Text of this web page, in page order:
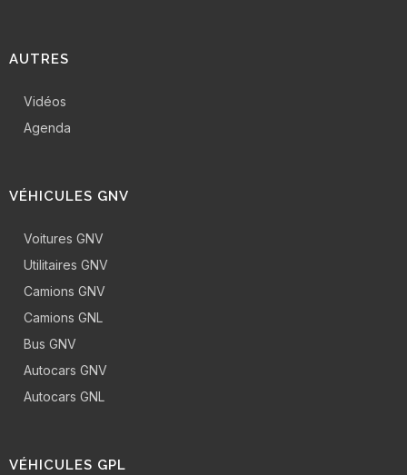
AUTRES
Vidéos
Agenda
VÉHICULES GNV
Voitures GNV
Utilitaires GNV
Camions GNV
Camions GNL
Bus GNV
Autocars GNV
Autocars GNL
VÉHICULES GPL